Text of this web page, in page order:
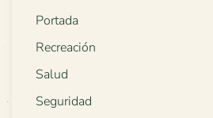
Portada
Recreación
Salud
Seguridad